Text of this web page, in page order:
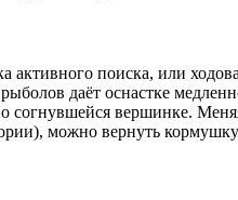
поиска, или
даёт оснастке
вершинке.
можно вернуть